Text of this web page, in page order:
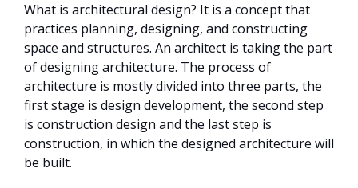
What is architectural design? It is a concept that
practices planning, designing, and constructing
space and structures. An architect is taking the part
of designing architecture. The process of
architecture is mostly divided into three parts, the
first stage is design development, the second step
is construction design and the last step is
construction, in which the designed architecture will
be built.